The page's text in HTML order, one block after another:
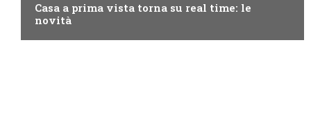
Casa a prima vista torna su real time: le
novità